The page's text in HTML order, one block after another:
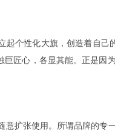
起个性化大旗，创造着自己
巨匠心，各显其能。正是
意扩张使用。所谓品牌的